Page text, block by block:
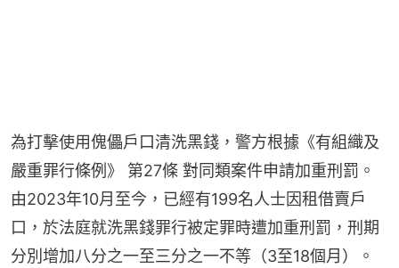
為打擊使用傀儡戶口清洗黑錢，警方根據《有組織及
嚴重罪行條例》 第27條 對同類案件申請加重刑罰。
由2023年10月至今，已經有199名人士因租借賣戶
口，於法庭就洗黑錢罪行被定罪時遭加重刑罰，刑期
分別增加八分之一至三分之一不等（3至18個月）。